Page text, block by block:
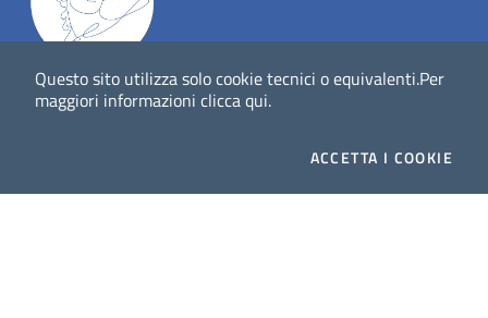
Questo sito utilizza solo cookie tecnici o equivalenti.Per
maggiori informazioni clicca qui.
ACCETTA I COOKIE
DigItalia -rivista del digitale nei beni culturali
Direttore responsabile: Giuliano Genetasio